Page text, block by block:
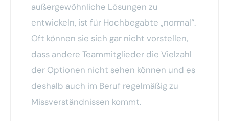
außergewöhnliche Lösungen zu
entwickeln, ist für Hochbegabte „normal“.
Oft können sie sich gar nicht vorstellen,
dass andere Teammitglieder die Vielzahl
der Optionen nicht sehen können und es
deshalb auch im Beruf regelmäßig zu
Missverständnissen kommt.